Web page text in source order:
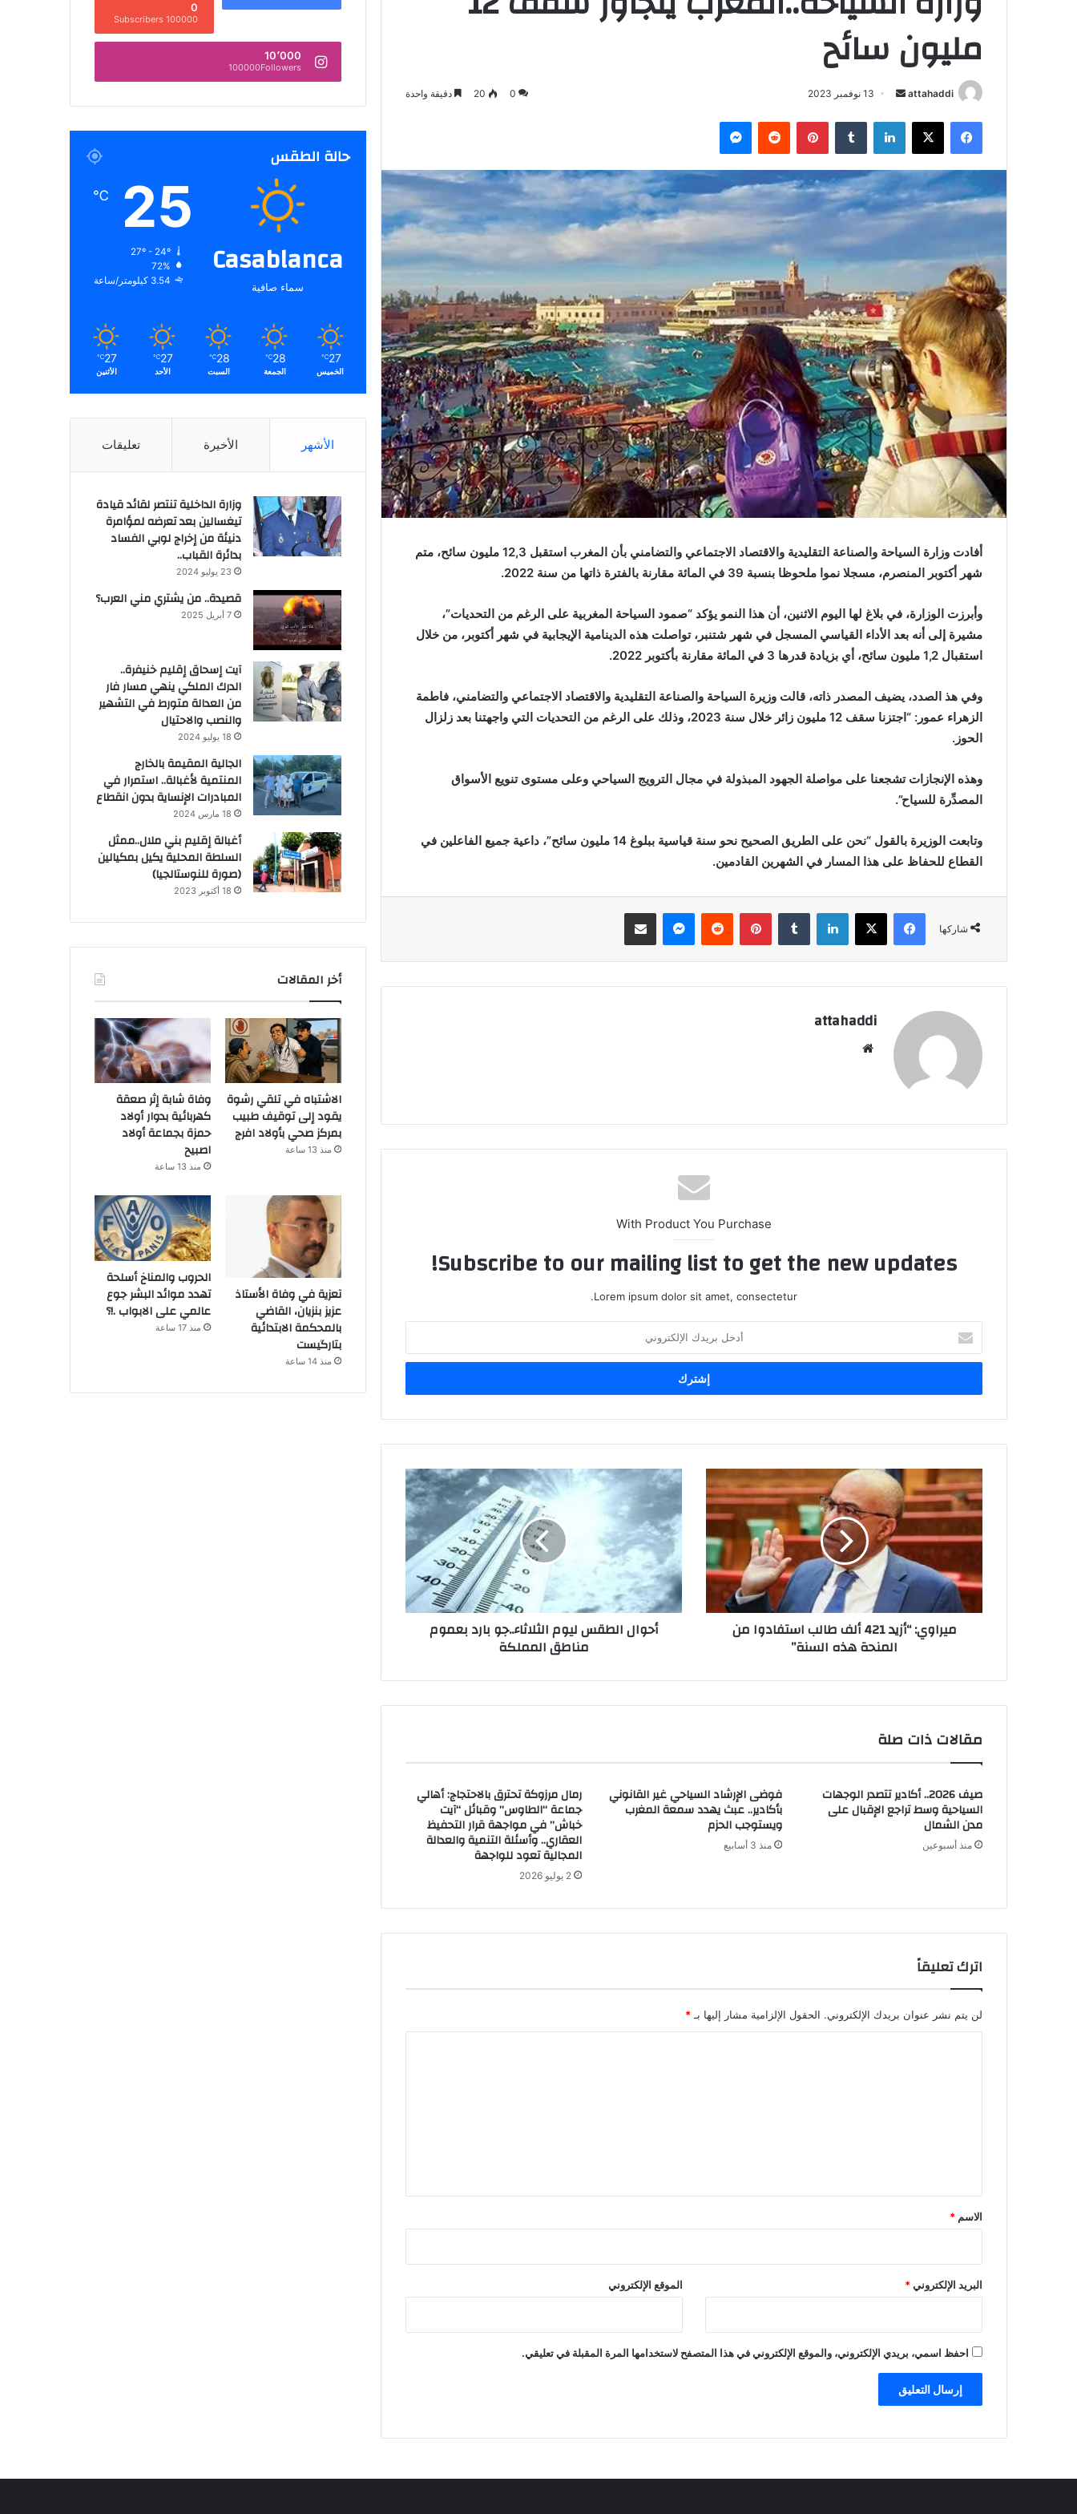
مليون سائح
attahaddi
أرسل
إلكترونيا
13 نوفمبر 2023 0
20 دقيقة واحدة
فيسبوك X لينكدإن بينتيريست ماسنجر
أفادت وزارة السياحة والصناعة التقليدية والاقتصاد الاجتماعي والتضامني بأن المغرب استقبل 12,3 مليون سائح، متم
شهر أكتوبر المنصرم، مسجلا نموا ملحوظا بنسبة 39 في المائة مقارنة بالفترة ذاتها من سنة 2022.
وأبرزت الوزارة، في بلاغ لها اليوم الاثنين، أن هذا النمو يؤكد “صمود السياحة المغربية على الرغم من التحديات”،
مشيرة إلى أنه بعد الأداء القياسي المسجل في شهر شتنبر، تواصلت هذه الدينامية الإيجابية في شهر أكتوبر، من خلال
استقبال 1,2 مليون سائح، أي بزيادة قدرها 3 في المائة مقارنة بأكتوبر 2022.
وفي هذ الصدد، يضيف المصدر ذاته، قالت وزيرة السياحة والصناعة التقليدية والاقتصاد الاجتماعي والتضامني، فاطمة
الزهراء عمور: “اجتزنا سقف 12 مليون زائر خلال سنة 2023، وذلك على الرغم من التحديات التي واجهتنا بعد زلزال
الحوز.
وهذه الإنجازات تشجعنا على مواصلة الجهود المبذولة في مجال الترويج السياحي وعلى مستوى تنويع الأسواق
المصدِّرة للسياح”.
وتابعت الوزيرة بالقول “نحن على الطريق الصحيح نحو سنة قياسية ببلوغ 14 مليون سائح”، داعية جميع الفاعلين في
القطاع للحفاظ على هذا المسار في الشهرين القادمين.
شاركها
فيسبوك X لينكدإن بينتيريست ماسنجر مشاركة عبر البريد
attahaddi
With Product You Purchase
Subscribe to our mailing list to get the new updates!
Lorem ipsum dolor sit amet, consectetur.
بريدك
الإلكتروني
ميراوي: “أزيد 421 ألف طالب استفادوا من
المنحة هذه السنة”
أحوال الطقس ليوم الثلاثاء..جو بارد بعموم
مناطق المملكة
مقالات ذات صلة
صيف 2026.. أكادير تتصدر الوجهات
السياحية وسط تراجع الإقبال على
مدن الشمال
منذ أسبوعين
فوضى الإرشاد السياحي غير القانوني
بأكادير.. عبث يهدد سمعة المغرب
ويستوجب الحزم
منذ 3 أسابيع
رمال مرزوكة تحترق بالاحتجاج: أهالي
جماعة “الطاوس” وقبائل “آيت
خباش” في مواجهة قرار التحفيظ
العقاري.. وأسئلة التنمية والعدالة
المجالية تعود للواجهة
2 يوليو 2026
اترك تعليقاً
لن يتم نشر عنوان بريدك الإلكتروني. الحقول الإلزامية مشار إليها بـ *
*
الاسم *
البريد الإلكتروني* الموقع الإلكتروني
احفظ اسمي، بريدي الإلكتروني، والموقع الإلكتروني في هذا المتصفح لاستخدامها المرة المقبلة في تعليقي.
0
100000 Subscribers
10٬000
100000Followers
حالة الطقس
Casablanca
سماء صافية
25
℃
27º - 24º
72%
3.54 كيلومتر/ساعة
27
℃
الخميس
28
℃
الجمعة
28
℃
السبت
27
℃
الأحد
27
℃
الأثنين
الأشهر الأخيرة تعليقات
وزارة الداخلية تنتصر لقائد قيادة
تيغسالين بعد تعرضه لمؤامرة
دنيئة من إخراج لوبي الفساد
بدائرة القباب..
23 يوليو 2024
قصيدة.. من يشتري مني العرب؟
7 أبريل 2025
آيت إسحاق إقليم خنيفرة..
الدرك الملكي ينهي مسار فار
من العدالة متورط في التشهير
والنصب والاحتيال
18 يوليو 2024
الجالية المقيمة بالخارج
المنتمية لأغبالة.. استمرار في
المبادرات الإنساية بدون انقطاع
18 مارس 2024
أغبالة إقليم بني ملال..ممثل
السلطة المحلية يكيل بمكيالين
(صورة للنوستالجيا)
18 أكتوبر 2023
أخر المقالات
الاشتباه في تلقي رشوة
يقود إلى توقيف طبيب
بمركز صحي بأولاد افرج
منذ 13 ساعة
وفاة شابة إثر صعقة
كهربائية بدوار أولاد
حمزة بجماعة أولاد
اصبيح
منذ 13 ساعة
تعزية في وفاة الأستاذ
عزيز بنزيان، القاضي
بالمحكمة الابتدائية
بتارگيست
منذ 14 ساعة
الحروب والمناخ أسلحة
تهدد موائد البشر جوع
عالمي على الابواب .!؟
منذ 17 ساعة